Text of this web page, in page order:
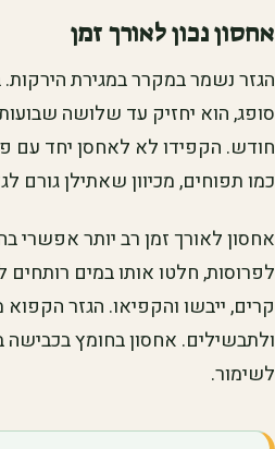
אחסון נכון לאורך זמן
הגזר נשמר במקרר במגירת
סופג, הוא יחזיק עד שלושה
חודש. הקפידו לא לאחסן יחד עם
כמו תפוחים, מכיוון שאתילן גורם
אחסון לאורך זמן רב יותר אפשרי
לפרוסות, חלטו אותו במים
קרים, ייבשו והקפיאו. הגזר
ולתבשילים. אחסון בחומץ בכבישה
לשימור.